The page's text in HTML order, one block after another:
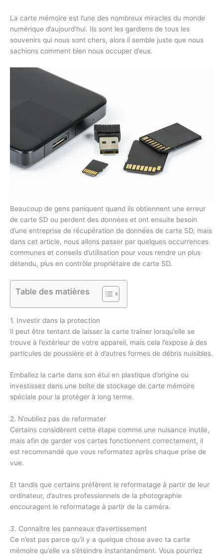
La carte mémoire est l’une des nombreux miracles du monde
numérique d’aujourd’hui. Ils sont les gardiens de tous les
souvenirs qui nous sont chers, alors il semble juste que nous
sachions comment bien nous occuper d’eux.
Beaucoup de gens paniquent quand ils obtiennent une erreur
de carte SD ou perdent des données et ont ensuite besoin
d’une entreprise de récupération de données de carte SD, mais
dans cet article, nous allons passer par quelques occurrences
communes et conseils d’utilisation pour vous rendre un plus
détendu, plus en contrôle propriétaire de carte SD.
Table des matières
1. Investir dans la protection
Il peut être tentant de laisser la carte traîner lorsqu’elle se
trouve à l’extérieur de votre appareil, mais cela l’expose à des
particules de poussière et à d’autres formes de débris nuisibles.
Emballez la carte dans son étui en plastique d’origine ou
investissez dans une boîte de stockage de carte mémoire
spéciale pour la protéger à long terme.
2. N’oubliez pas de reformater
Certains considèrent cette étape comme une nuisance inutile,
mais afin de garder vos cartes fonctionnent correctement, il
est recommandé que vous reformatez après chaque prise de
vue.
Et tandis que certains préfèrent le reformatage à partir de leur
ordinateur, d’autres professionnels de la photographie
encouragent le reformatage à partir de la caméra.
3. Connaître les panneaux d’avertissement
Ce n’est pas parce qu’il y a quelque chose avec ta carte
mémoire qu’elle va s’éteindre instantanément. Vous pourriez